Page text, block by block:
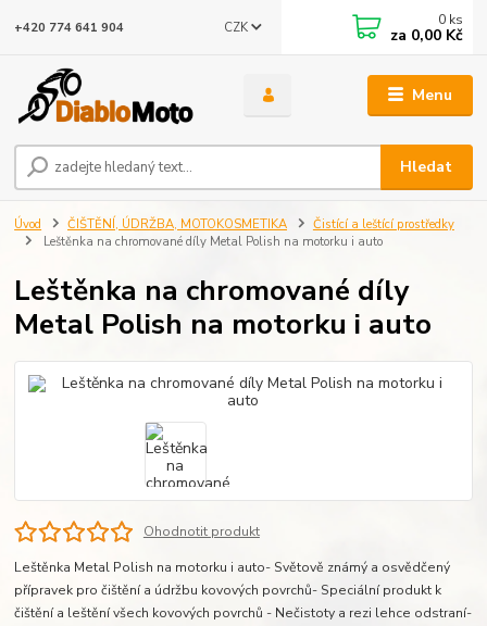
Menu
CZK
Hledat
+420 774 641 904 0 ks
za 0,00 Kč
Úvod ČIŠTĚNÍ, ÚDRŽBA, MOTOKOSMETIKA
Čistící a leštící prostředky
Leštěnka na chromované díly Metal Polish na motorku i auto
Leštěnka na chromované díly
Metal Polish na motorku i auto
Ohodnotit produkt
Leštěnka Metal Polish na motorku i auto- Světově známý a osvědčený
přípravek pro čištění a údržbu kovových povrchů- Speciální produkt k
čištění a leštění všech kovových povrchů - Nečistoty a rezi lehce odstraní-